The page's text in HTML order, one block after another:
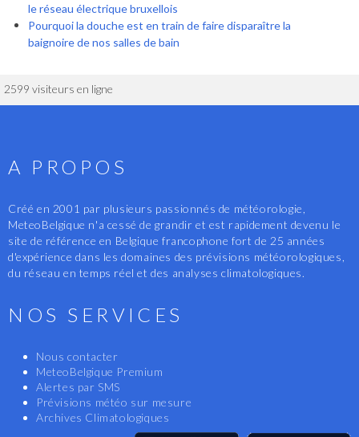
le réseau électrique bruxellois
Pourquoi la douche est en train de faire disparaître la
baignoire de nos salles de bain
2599 visiteurs en ligne
A PROPOS
Créé en 2001 par plusieurs passionnés de météorologie,
MeteoBelgique n'a cessé de grandir et est rapidement devenu le
site de référence en Belgique francophone fort de 25 années
d'expérience dans les domaines des prévisions météorologiques,
du réseau en temps réel et des analyses climatologiques.
NOS SERVICES
Nous contacter
MeteoBelgique Premium
Alertes par SMS
Prévisions météo sur mesure
Archives Climatologiques